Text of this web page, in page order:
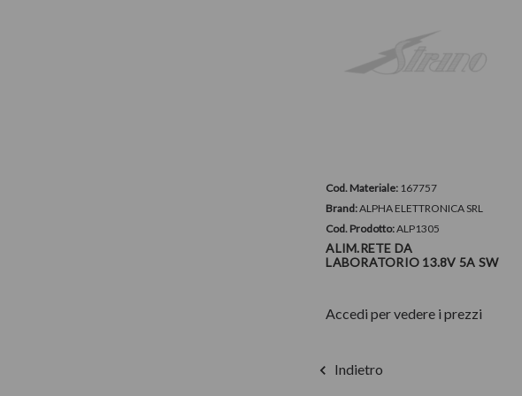
Cod. Materiale: 167757
Brand:ALPHA ELETTRONICA SRL
Cod. Prodotto:ALP1305
ALIM.RETE DA
LABORATORIO 13.8V 5A SW
Accedi per vedere i prezzi
Indietro